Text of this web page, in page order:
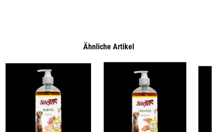
Ähnliche Artikel